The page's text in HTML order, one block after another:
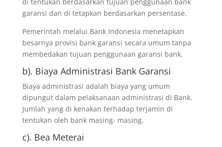
di tentukan berdasarkan tujuan penggunaan bank
garansi dan di tetapkan berdasarkan persentase.
Pemerintah melalui Bank Indonesia menetapkan
besarnya provisi bank garansi secara umum tanpa
membedakan tujuan penggunaan garansi bank.
b). Biaya Administrasi Bank Garansi
Biaya administrasi adalah biaya yang umum
dipungut dalam pelaksanaan administrasi di Bank.
Jumlah yang di kenakan terhadap terjamin di
tentukan oleh bank masing- masing.
c). Bea Meterai